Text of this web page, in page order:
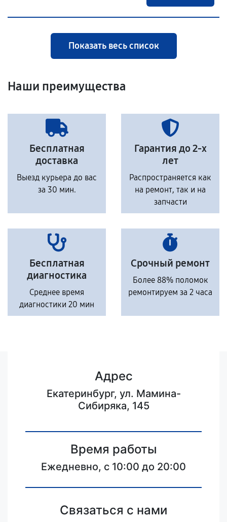
Показать весь список
Наши преимущества
Бесплатная
доставка
Выезд курьера до вас
за 30 мин.
Гарантия до 2-х
лет
Распространяется как
на ремонт, так и на
запчасти
Бесплатная
диагностика
Среднее время
диагностики 20 мин
Срочный ремонт
Более 88% поломок
ремонтируем за 2 часа
Адрес
Екатеринбург, ул. Мамина-
Сибиряка, 145
Время работы
Ежедневно, с 10:00 до 20:00
Связаться с нами